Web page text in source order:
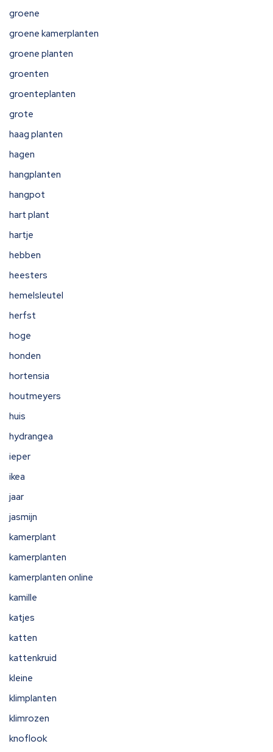
groene
groene kamerplanten
groene planten
groenten
groenteplanten
grote
haag planten
hagen
hangplanten
hangpot
hart plant
hartje
hebben
heesters
hemelsleutel
herfst
hoge
honden
hortensia
houtmeyers
huis
hydrangea
ieper
ikea
jaar
jasmijn
kamerplant
kamerplanten
kamerplanten online
kamille
katjes
katten
kattenkruid
kleine
klimplanten
klimrozen
knoflook